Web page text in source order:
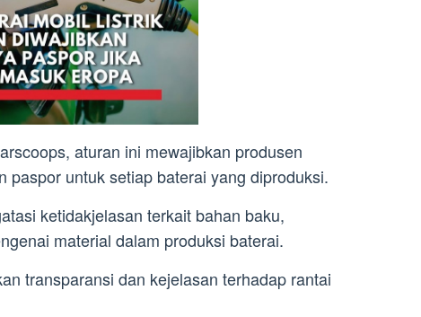
aturan ini mewajibkan produsen
paspor untuk setiap baterai yang diproduksi.
ketidakjelasan terkait bahan baku,
material dalam produksi baterai.
transparansi dan kejelasan terhadap rantai